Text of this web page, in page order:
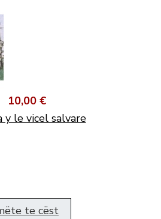
10,00 €
y le vicel salvare
te cëst